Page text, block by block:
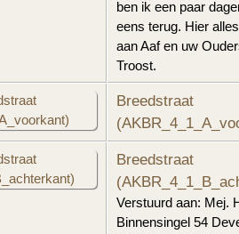
ben ik een paar
eens terug. Hier
aan Aaf en uw
Troost.
Breedstraat
Breedstraat
Verstuurd aan: Mej.
Binnensingel 54